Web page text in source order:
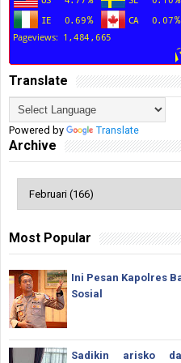
Translate
Powered by Translate
Archive
Most Popular
Ini Pesan Kapolres
Sosial
Sadikin arisko